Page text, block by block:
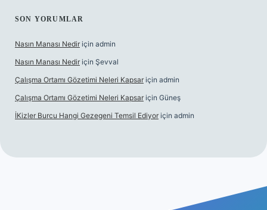
SON YORUMLAR
Nasın Manası Nedir için admin
Nasın Manası Nedir için Şevval
Çalışma Ortamı Gözetimi Neleri Kapsar için admin
Çalışma Ortamı Gözetimi Neleri Kapsar için Güneş
İKizler Burcu Hangi Gezegeni Temsil Ediyor için admin